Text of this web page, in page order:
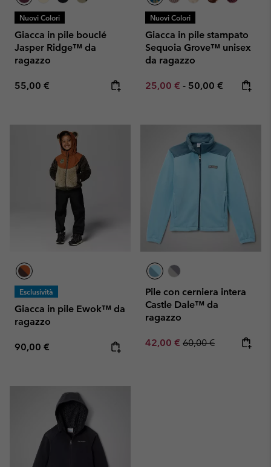
Nuovi Colori
Giacca in pile bouclé
Jasper Ridge™ da
ragazzo
Regular price:
55,00 €
Nuovi Colori
Giacca in pile stampato
Sequoia Grove™ unisex
da ragazzo
Minimum sale price:
25,00 € - Maximum price:
50,00 €
Esclusività
Giacca in pile Ewok™ da
ragazzo
Regular price:
90,00 €
Pile con cerniera intera
Castle Dale™ da
ragazzo
Sale price:
42,00 € Regular price:
60,00 €